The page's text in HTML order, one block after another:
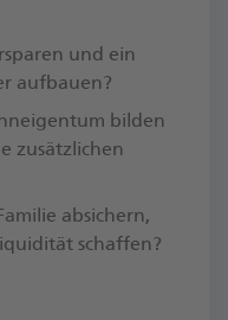
und ein
aufbauen?
bilden
zusätzlichen
absichern,
schaffen?